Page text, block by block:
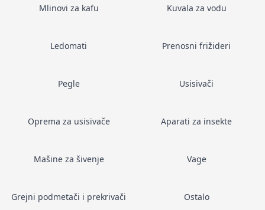
Mlinovi za kafu Kuvala za vodu
Ledomati Prenosni frižideri
Pegle Usisivači
Oprema za usisivače Aparati za insekte
Mašine za šivenje Vage
Grejni podmetači i prekrivači Ostalo